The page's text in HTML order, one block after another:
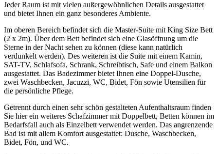
Jeder Raum ist mit vielen außergewöhnlichen Details ausgestattet
und bietet Ihnen ein ganz besonderes Ambiente.
Im oberen Bereich befindet sich die Master-Suite mit King Size Bett
(2 x 2m). Über dem Bett befindet sich eine Glasöffnung um die
Sterne in der Nacht sehen zu können (diese kann natürlich
verdunkelt werden). Des weiteren ist die Suite mit einem Kamin,
SAT-TV, Schlafsofa, Schrank, Schreibtisch, Safe und einem Balkon
ausgestattet. Das Badezimmer bietet Ihnen eine Doppel-Dusche,
zwei Waschbecken, Jacuzzi, WC, Bidet, Fön sowie Utensilien für
die persönliche Pflege.
Getrennt durch einen sehr schön gestalteten Aufenthaltsraum finden
Sie hier ein weiteres Schafzimmer mit Doppelbett, Betten können im
Bedarfsfall auch als Einzelbett verwendet werden. Das angrenzende
Bad ist mit allem Komfort ausgestattet: Dusche, Waschbecken,
Bidet, Fön, und WC.